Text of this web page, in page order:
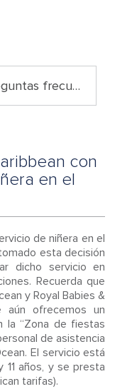
Busca en nuestras Preguntas frecuentes
con
en el
de niñera en el
esta decisión
dicho servicio en
Recuerda que
y Royal Babies &
aún ofrecemos un
la “Zona de fiestas
de asistencia
El servicio está
años, y se presta
tarifas).